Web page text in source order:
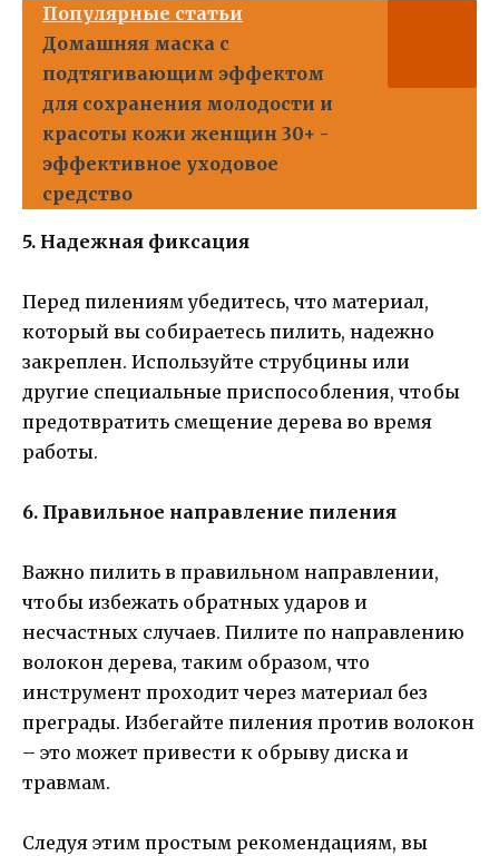
Популярные статьи
Домашняя маска с
подтягивающим эффектом
для сохранения молодости и
красоты кожи женщин 30+ -
эффективное уходовое
средство
5. Надежная фиксация
Перед пилениям убедитесь, что материал,
который вы собираетесь пилить, надежно
закреплен. Используйте струбцины или
другие специальные приспособления, чтобы
предотвратить смещение дерева во время
работы.
6. Правильное направление пиления
Важно пилить в правильном направлении,
чтобы избежать обратных ударов и
несчастных случаев. Пилите по направлению
волокон дерева, таким образом, что
инструмент проходит через материал без
преграды. Избегайте пиления против волокон
– это может привести к обрыву диска и
травмам.
Следуя этим простым рекомендациям, вы